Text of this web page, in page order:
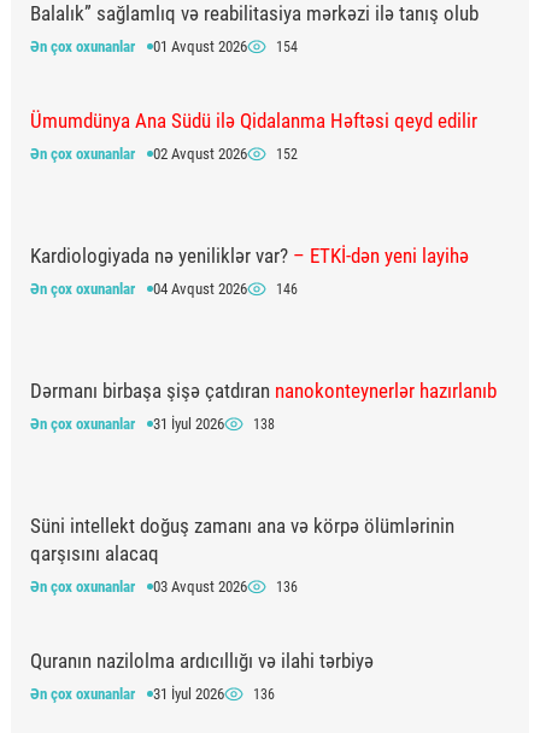
Balalık” sağlamlıq və reabilitasiya mərkəzi ilə tanış olub
Ən çox oxunanlar 01 Avqust 2026 154
Ümumdünya Ana Südü ilə Qidalanma Həftəsi qeyd edilir
Ən çox oxunanlar 02 Avqust 2026 152
Kardiologiyada nə yeniliklər var? – ETKİ-dən yeni layihə
Ən çox oxunanlar 04 Avqust 2026 146
Dərmanı birbaşa şişə çatdıran nanokonteynerlər hazırlanıb
Ən çox oxunanlar 31 İyul 2026 138
Süni intellekt doğuş zamanı ana və körpə ölümlərinin
qarşısını alacaq
Ən çox oxunanlar 03 Avqust 2026 136
Quranın nazilolma ardıcıllığı və ilahi tərbiyə
Ən çox oxunanlar 31 İyul 2026 136